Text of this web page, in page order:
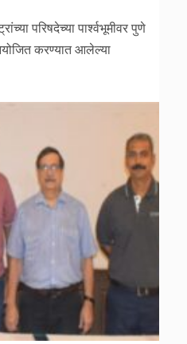
परिषदेच्या पार्श्वभूमीवर पुणे
करण्यात आलेल्या